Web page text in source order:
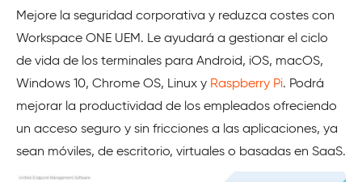
Mejore la seguridad corporativa y reduzca costes con
Workspace ONE UEM. Le ayudará a gestionar el ciclo
de vida de los terminales para Android, iOS, macOS,
Windows 10, Chrome OS, Linux y Raspberry Pi. Podrá
mejorar la productividad de los empleados ofreciendo
un acceso seguro y sin fricciones a las aplicaciones, ya
sean móviles, de escritorio, virtuales o basadas en SaaS.